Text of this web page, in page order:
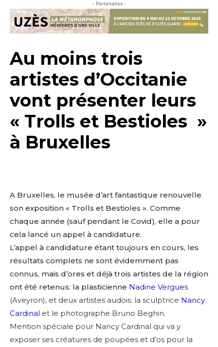
- Partenaires -
Au moins trois
artistes d’Occitanie
vont présenter leurs
« Trolls et Bestioles »
à Bruxelles
A Bruxelles, le musée d’art fantastique renouvelle
son exposition « Trolls et Bestioles ». Comme
chaque année (sauf pendant le Covid), elle a pour
cela lancé un appel à candidature.
L’appel à candidature étant toujours en cours, les
résultats complets ne sont évidemment pas
connus, mais d’ores et déjà trois artistes de la région
ont été retenus: la plasticienne Nadine Vergues
(Aveyron), et deux artistes audois: la sculptrice Nancy
Cardinal et le photographe Bruno Beghin.
Mention spéciale pour Nancy Cardinal qui va y
exposer ses créatures de poupées et d’os pour la